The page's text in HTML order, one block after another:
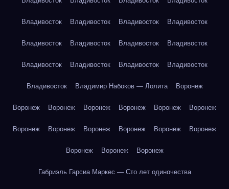
Владивосток Владивосток Владивосток Владивосток
Владивосток Владивосток Владивосток Владивосток
Владивосток Владивосток Владивосток Владивосток
Владивосток Владимир Набоков — Лолита Воронеж
Воронеж Воронеж Воронеж Воронеж Воронеж Воронеж
Воронеж Воронеж Воронеж Воронеж Воронеж Воронеж
Воронеж Воронеж Воронеж
Габриэль Гарсиа Маркес — Сто лет одиночества